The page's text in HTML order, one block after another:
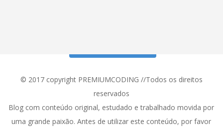
© 2017 copyright PREMIUMCODING //Todos os direitos
reservados
Blog com conteúdo original, estudado e trabalhado movida por
uma grande paixão. Antes de utilizar este conteúdo, por favor